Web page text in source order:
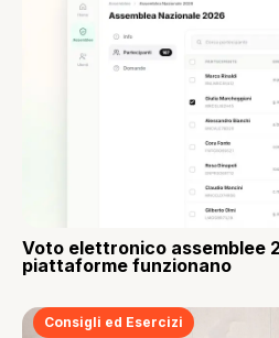
Voto elettronico assemblee
piattaforme funzionano
Consigli ed Esercizi